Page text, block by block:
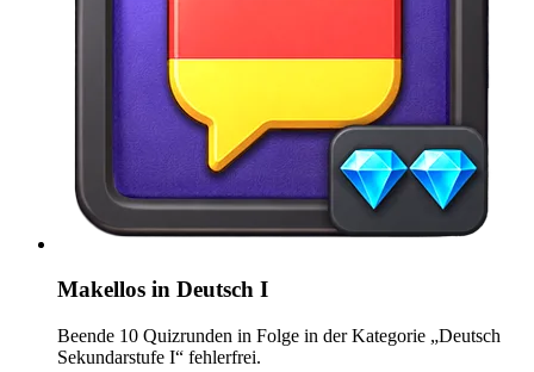
Makellos in Deutsch I
Beende 10 Quizrunden in Folge in der Kategorie „Deutsch
Sekundarstufe I“ fehlerfrei.